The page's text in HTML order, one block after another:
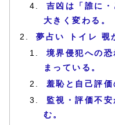
吉凶は「誰に
大きく変わる。
夢占い トイレ 覗
境界侵犯への
まっている。
羞恥と自己評価
監視・評価不
む。